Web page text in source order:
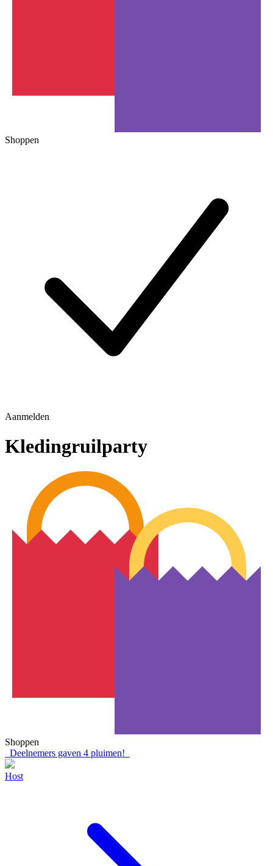
Shoppen
Aanmelden
Kledingruilparty
Shoppen
Deelnemers gaven 4 pluimen!
Host